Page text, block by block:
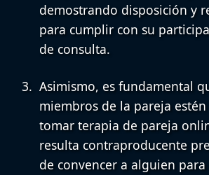
demostrando disposición y
para cumplir con su
de consulta.
Asimismo, es fundamental
miembros de la pareja
tomar terapia de pareja
resulta contraproducente
de convencer a alguien